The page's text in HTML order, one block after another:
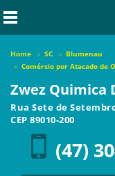
Home SC
Blumenau
Comércio por Atacado de
Zwez Quimica
Rua Sete de
CEP 89010-200
(47)